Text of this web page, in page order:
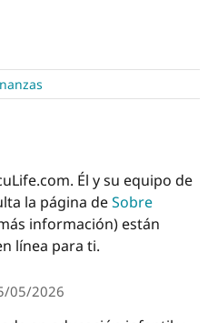
Él y su equipo de
la página deSobre
información) están
línea para ti.
05/2026